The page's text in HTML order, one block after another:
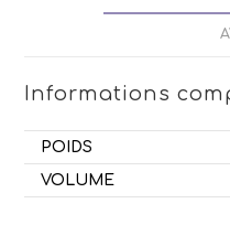
Informations
POIDS
VOLUME